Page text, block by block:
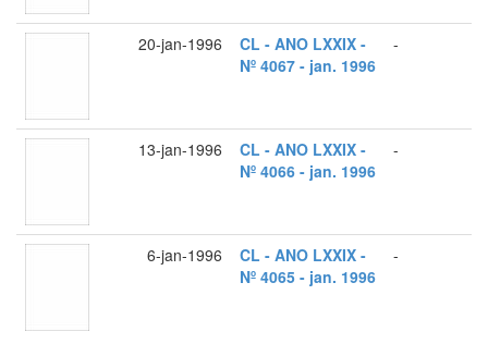
20-jan-1996
CL - ANO LXXIX -
Nº 4067 - jan. 1996
-
13-jan-1996
CL - ANO LXXIX -
Nº 4066 - jan. 1996
-
6-jan-1996
CL - ANO LXXIX -
Nº 4065 - jan. 1996
-